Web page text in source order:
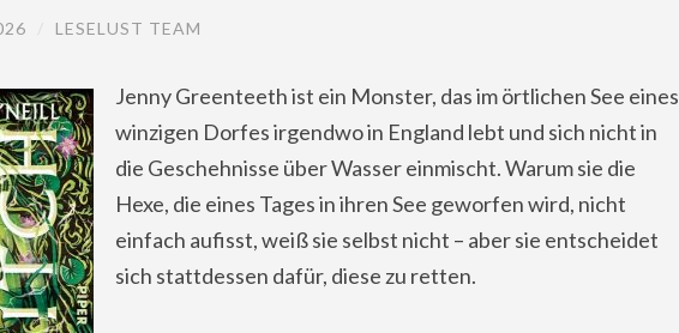
LESELUST TEAM
Jenny Greenteeth ist ein Monster, das im örtlichen See eines
winzigen Dorfes irgendwo in England lebt und sich nicht in
die Geschehnisse über Wasser einmischt. Warum sie die
Hexe, die eines Tages in ihren See geworfen wird, nicht
einfach aufisst, weiß sie selbst nicht – aber sie entscheidet
sich stattdessen dafür, diese zu retten.